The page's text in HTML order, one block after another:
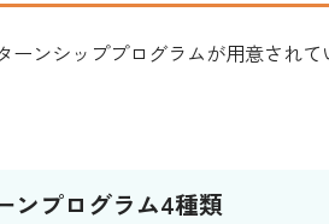
ーンシッププログラムが用意され
ンプログラム4種類